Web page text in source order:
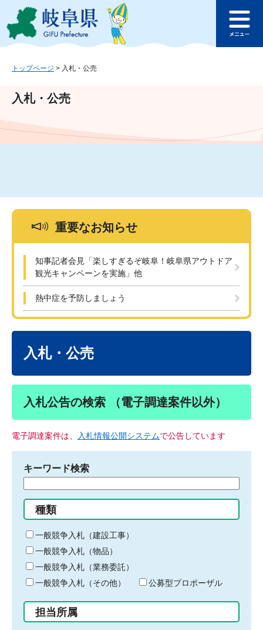
ジ
ュ
文
このページの本文へ
ュ
トップページ > 入札・公売
入札・公売
重要なお知らせ
知事記者会見「楽しすぎるぞ岐阜！岐阜県アウトドア
観光キャンペーンを実施」他
熱中症を予防しましょう
入札・公売
入札公告の検索 （電子調達案件以外）
電子調達案件は、 入札情報公開システムで公告しています
キーワード検索
る
キ
ー
ワ
ー
ド
入
力
種類
一般競争入札（建設工事）
一般競争入札（物品）
一般競争入札（業務委託）
一般競争入札（その他）
公募型プロポーザル
担当所属